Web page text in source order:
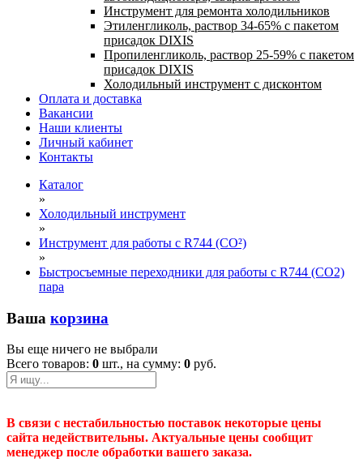
Инструмент для ремонта холодильников
Этиленгликоль, раствор 34-65% с пакетом
присадок DIXIS
Пропиленгликоль, раствор 25-59% с пакетом
присадок DIXIS
Холодильный инструмент с дисконтом
Оплата и доставка
Вакансии
Наши клиенты
Личный кабинет
Контакты
Каталог
»
Холодильный инструмент
»
Инструмент для работы с R744 (CO²)
»
Быстросъемные переходники для работы с R744 (CO2)
пара
Ваша корзина
Вы еще ничего не выбрали
Всего товаров: 0 шт., на сумму: 0 руб.
В связи с нестабильностью поставок некоторые цены
сайта недействительны. Актуальные цены сообщит
менеджер после обработки вашего заказа.